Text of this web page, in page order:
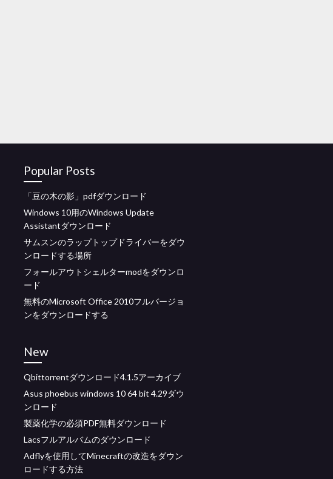
Popular Posts
「豆の木の影」pdfダウンロード
Windows 10用のWindows Update
Assistantダウンロード
サムスンのラップトップドライバーをダウ
ンロードする場所
フォールアウトシェルターmodをダウンロ
ード
無料のMicrosoft Office 2010フルバージョ
ンをダウンロードする
New
Qbittorrentダウンロード4.1.5アーカイブ
Asus phoebus windows 10 64 bit 4.29ダウ
ンロード
製薬化学の必須PDF無料ダウンロード
Lacsフルアルバムのダウンロード
Adflyを使用してMinecraftの改造をダウン
ロードする方法